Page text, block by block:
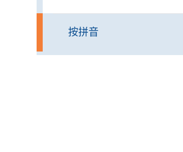
按拼音